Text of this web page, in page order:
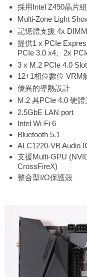
採用Intel Z490晶片組
Multi-Zone Light
記憶體支援 4x
提供1 x PCIe
PCIe 3.0 x4、2x
3 x M.2 PCIe 4.0
12+1相位數位 VRM
優異的導熱設計
M.2 具PCIe 4.0 硬
2.5GbE LAN port
Intel Wi-Fi 6
Bluetooth 5.1
ALC1220-VB Audio
支援Multi-GPU
CrossFireX)
整合型I/O保護殼